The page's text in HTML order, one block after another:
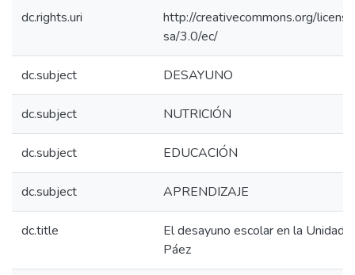
dc.rights.uri
http://creativecommons.org/
sa/3.0/ec/
dc.subject DESAYUNO
dc.subject NUTRICIÓN
dc.subject EDUCACIÓN
dc.subject APRENDIZAJE
dc.title
El desayuno escolar en la Unidad
Páez